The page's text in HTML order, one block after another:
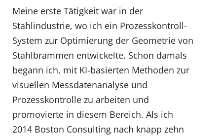
Meine erste Tätigkeit war in der
Stahlindustrie, wo ich ein Prozesskontroll-
System zur Optimierung der Geometrie von
Stahlbrammen entwickelte. Schon damals
begann ich, mit KI-basierten Methoden zur
visuellen Messdatenanalyse und
Prozesskontrolle zu arbeiten und
promovierte in diesem Bereich. Als ich
2014 Boston Consulting nach knapp zehn